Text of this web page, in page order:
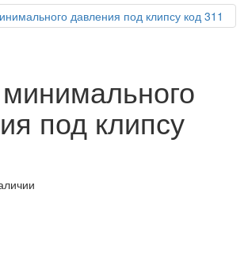
под клипсу